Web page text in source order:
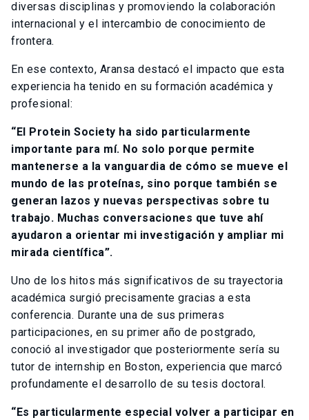
diversas disciplinas y promoviendo la colaboración
internacional y el intercambio de conocimiento de
frontera.
En ese contexto, Aransa destacó el impacto que esta
experiencia ha tenido en su formación académica y
profesional:
“El Protein Society ha sido particularmente
importante para mí. No solo porque permite
mantenerse a la vanguardia de cómo se mueve el
mundo de las proteínas, sino porque también se
generan lazos y nuevas perspectivas sobre tu
trabajo. Muchas conversaciones que tuve ahí
ayudaron a orientar mi investigación y ampliar mi
mirada científica”.
Uno de los hitos más significativos de su trayectoria
académica surgió precisamente gracias a esta
conferencia. Durante una de sus primeras
participaciones, en su primer año de postgrado,
conoció al investigador que posteriormente sería su
tutor de internship en Boston, experiencia que marcó
profundamente el desarrollo de su tesis doctoral.
“Es particularmente especial volver a participar en